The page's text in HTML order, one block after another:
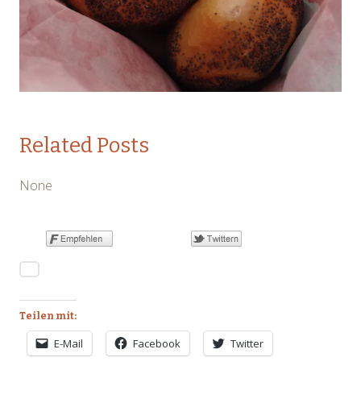
Related Posts
None
Teilen mit:
E-Mail Facebook Twitter